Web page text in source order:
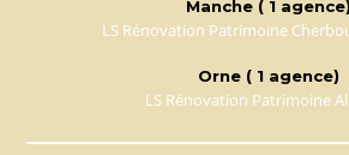
Manche ( 1 agence)
LS Rénovation Patrimoine
Orne ( 1 agence)
LS Rénovation Patrimoine